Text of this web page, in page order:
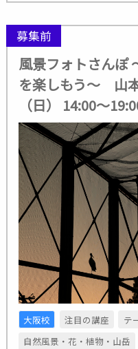
募集前
風景フォトさんぽ
を楽しもう〜 山
（日） 14:00～
大阪校 注目の講座
テ
自然風景・花・植物・山岳